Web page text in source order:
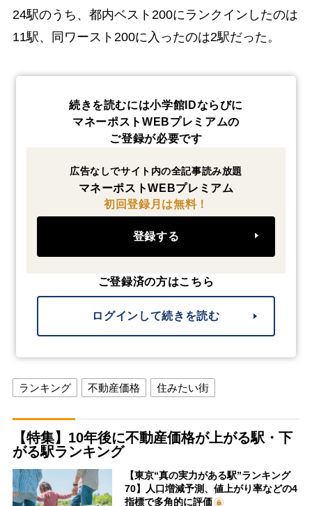
24駅のうち、都内ベスト200にランクインしたのは
11駅、同ワースト200に入ったのは2駅だった。
続きを読むには小学館IDならびに
マネーポストWEBプレミアムの
ご登録が必要です
広告なしでサイト内の全記事読み放題
マネーポストWEBプレミアム
初回登録月は無料！
登録する
ご登録済の方はこちら
ログインして続きを読む
ランキング 不動産価格 住みたい街
【特集】10年後に不動産価格が上がる駅・下
がる駅ランキング
【東京“真の実力がある駅”ランキング
70】人口増減予測、値上がり率などの4
指標で多角的に評価